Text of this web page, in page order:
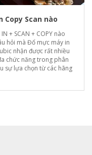
Copy Scan nào
+ SCAN + COPY nào
hỏi mà Đổ mực máy in
nhận được rất nhiều
chức năng trong phân
sự lựa chọn từ các hãng